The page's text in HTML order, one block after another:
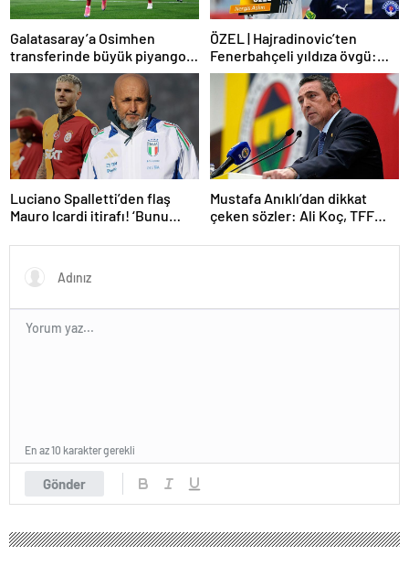
Galatasaray’a Osimhen
transferinde büyük piyango!
Çılgın bonservis hazır, takas
ÖZEL | Hajradinovic’ten
Fenerbahçeli yıldıza övgü:
Dünya futbolu için önemli bir
Luciano Spalletti’den flaş
Mauro Icardi itirafı! ‘Bunu
Mustafa Anıklı’dan dikkat
çeken sözler: Ali Koç, TFF
Gönder
En az 10 karakter gerekli